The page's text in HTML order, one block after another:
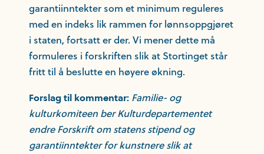
garantiinntekter som et minimum reguleres
med en indeks lik rammen for lønnsoppgjøret
i staten, fortsatt er der. Vi mener dette må
formuleres i forskriften slik at Stortinget står
fritt til å beslutte en høyere økning.
Forslag til kommentar: Familie- og
kulturkomiteen ber Kulturdepartementet
endre Forskrift om statens stipend og
garantiinntekter for kunstnere slik at